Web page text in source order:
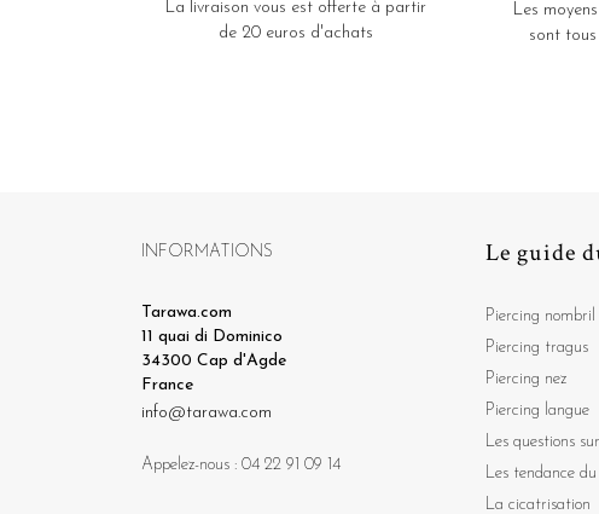
La livraison vous est offerte à partir
de 20 euros d'achats
Les
sont
INFORMATIONS
Tarawa.com
11 quai di Dominico
34300 Cap d'Agde
France
info@tarawa.com
Appelez-nous : 04 22 91 09 14
Le guide
Piercing nombril
Piercing tragus
Piercing nez
Piercing langue
Les questions
Les tendance
La cicatrisation